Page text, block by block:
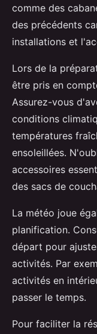
comme des
des précédents
installations et
Lors de la
être pris en
Assurez-vous
conditions
températures
ensoleillées.
accessoires
des sacs de
La météo joue
planification.
départ pour
activités. Par
activités en
passer le temps.
Pour faciliter la